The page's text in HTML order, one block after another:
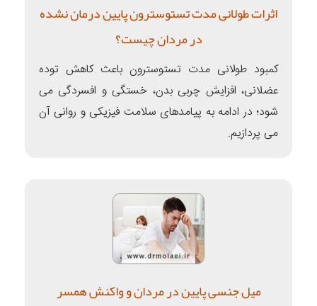
اثرات طولانی مدت تستوسترون پایین درمان نشده
در مردان چیست؟
کمبود طولانی مدت تستوسترون باعث کاهش توده
عضلانی، افزایش چربی بدن، خستگی و افسردگی می
شود؛ در ادامه به پیامدهای سلامت فیزیکی و روانی آن
می پردازیم.
میل جنسی پایین در مردان و واکنش همسر